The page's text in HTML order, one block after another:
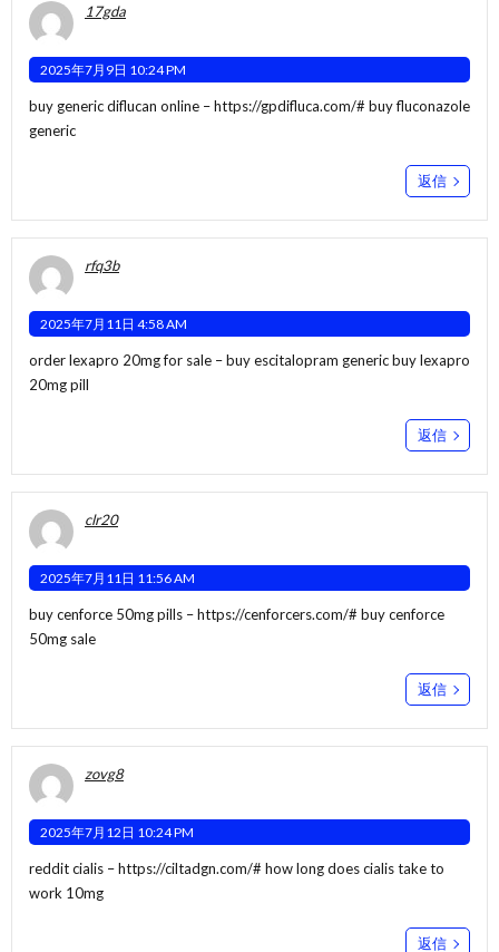
17gda
2025年7月9日 10:24 PM
buy generic diflucan online –https://gpdifluca.com/# buy fluconazole
generic
返信
rfq3b
2025年7月11日 4:58 AM
order lexapro 20mg for sale –buy escitalopram genericbuy lexapro
20mg pill
返信
clr20
2025年7月11日 11:56 AM
buy cenforce 50mg pills –https://cenforcers.com/# buy cenforce
50mg sale
返信
zovg8
2025年7月12日 10:24 PM
reddit cialis –https://ciltadgn.com/# how long does cialis take to
work 10mg
返信